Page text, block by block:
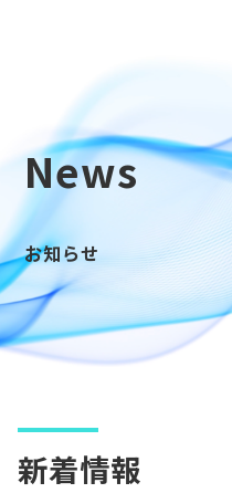
News
お知らせ
新着情報